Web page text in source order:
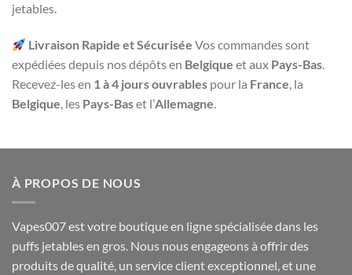
jetables.
Livraison Rapide et Sécurisée Vos commandes sont
expédiées depuis nos dépôts en Belgique et aux Pays-Bas.
Recevez-les en 1 à 4 jours ouvrables pour la France, la
Belgique, les Pays-Baset l’Allemagne.
À PROPOS DE NOUS
Vapes007 est votre boutique en ligne spécialisée dans les
puffs jetables en gros. Nous nous engageons à offrir des
produits de qualité, un service client exceptionnel, et une